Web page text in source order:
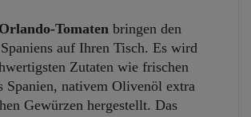
Tomaten bringen den
auf Ihren Tisch. Es wird
Zutaten wie frischen
Spanien, nativem Olivenöl extra
Gewürzen hergestellt. Das